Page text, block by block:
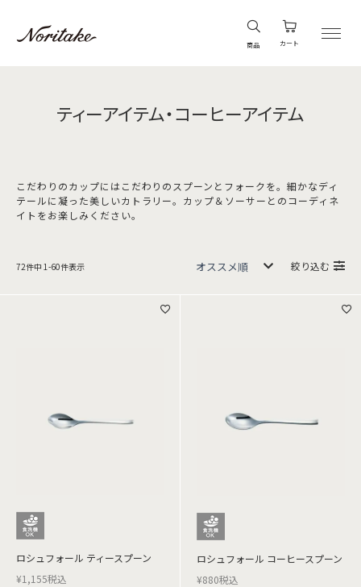
商品 カート
ティーアイテム・コーヒーアイテム
こだわりのカップにはこだわりのスプーンとフォークを。細かなディ
テールに凝った美しいカトラリー。カップ＆ソーサーとのコーディネ
イトをお楽しみください。
72件中 1 -60件表示 絞り込む
ロシュフォール ティースプーン
¥1,155税込
ロシュフォール コーヒースプーン
¥880税込